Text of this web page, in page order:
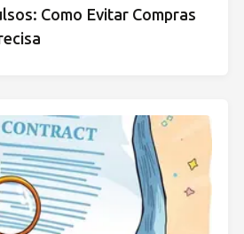
Como Evitar Compras